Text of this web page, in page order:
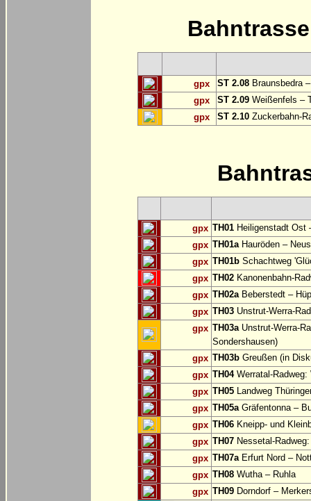
gpx ST 2.08 Braunsbedra
gpx
ST 2.09 Weißenfels –
gpx
ST 2.10 Zuckerbahn-
gpx TH01 Heiligenstadt Ost
gpx TH01aHauröden –
gpx TH01b Schachtweg
gpx TH02 Kanonenbahn-
gpx TH02aBeberstedt –
gpx TH03 Unstrut-Werra-
gpx TH03aUnstrut-Werra-
Sondershausen)
gpx TH03b Greußen (in
gpx TH04Werratal-Radweg:
gpx TH05 Landweg
gpx TH05aGräfentonna –
gpx TH06 Kneipp- und
gpx TH07 Nessetal-
gpx TH07aErfurt Nord –
gpx TH08 Wutha – Ruhla
gpx TH09 Dorndorf –